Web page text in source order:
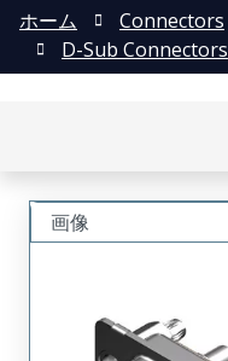
ホーム Connectors
D-Sub Connectors
画像